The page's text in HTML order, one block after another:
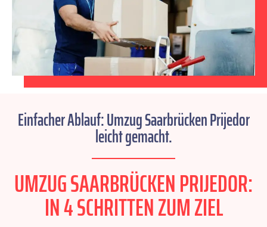
Einfacher Ablauf: Umzug Saarbrücken Prijedor
leicht gemacht.
UMZUG SAARBRÜCKEN PRIJEDOR:
IN 4 SCHRITTEN ZUM ZIEL